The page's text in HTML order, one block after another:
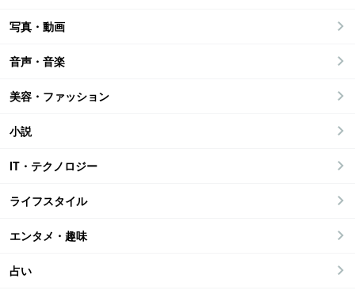
写真・動画
音声・音楽
美容・ファッション
小説
IT・テクノロジー
ライフスタイル
エンタメ・趣味
占い